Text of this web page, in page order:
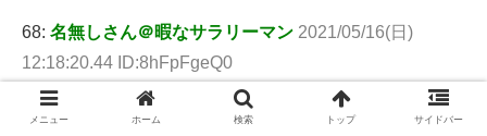
68: 名無しさん＠暇なサラリーマン 2021/05/16(日)
12:18:20.44 ID:8hFpFgeQ0
墓の主が
メニュー ホーム 検索 トップ サイドバー